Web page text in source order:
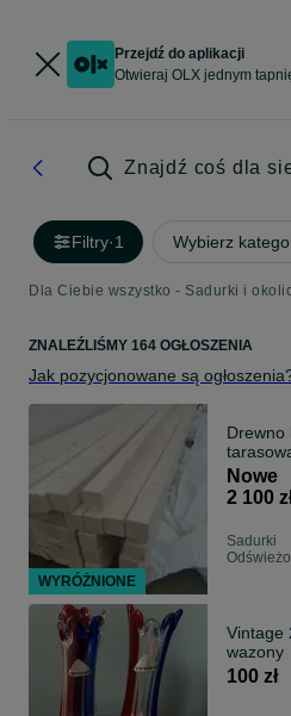
Przejdź do aplikacji
Otwieraj OLX jednym
Znajdź coś dla
Filtry·1 Wybierz
Dla Ciebie wszystko - Sadurki i
ZNALEŹLIŚMY 164 OGŁOSZENIA
Jak pozycjonowane są
Drewno
Nowe
2 100
Sadurki
Vintage
wazony
100 zł
WYRÓŻNIONE